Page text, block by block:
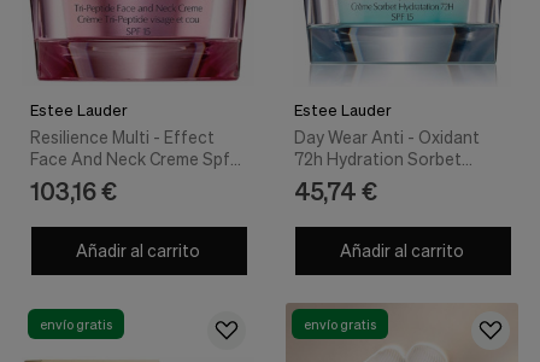
pueden
interesantes
basados
costumbres
navegación.
Estee Lauder
Resilience Multi - Effect
Face And Neck Creme Spf15
Pnm 50 ml - Estee Lauder
103,16 €
Añadir al carrito
Estee Lauder
Day Wear Anti - Oxidant
72h Hydration Sorbet
Creme Spf15 - Estee Lauder
45,74 €
Añadir al carrito
envío gratis envío gratis